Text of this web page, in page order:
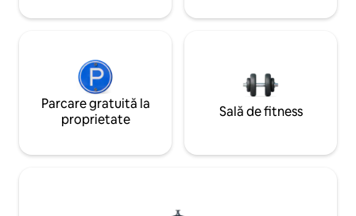
Parcare gratuită la
proprietate
Sală de fitness